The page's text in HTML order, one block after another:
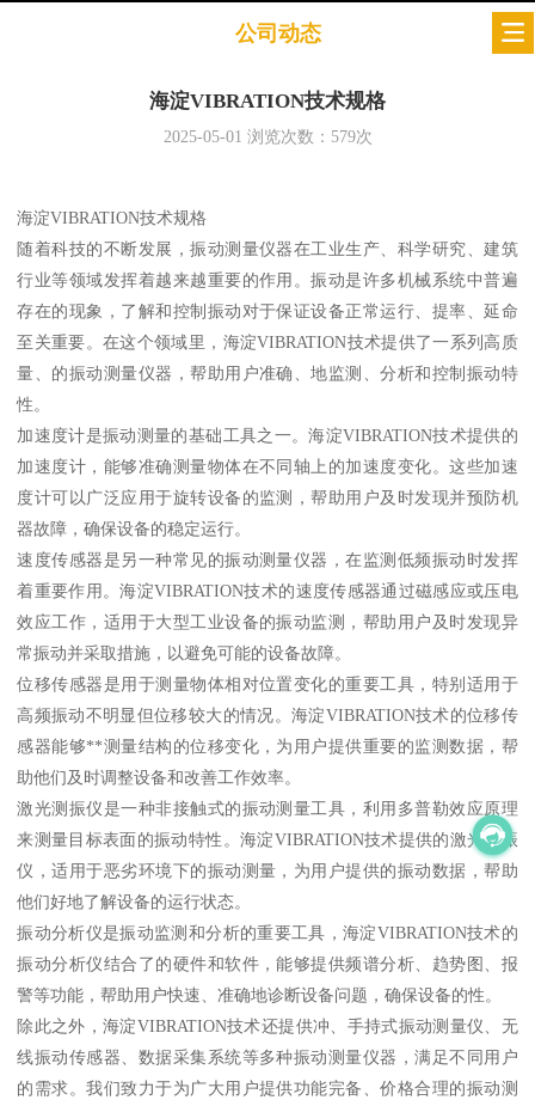
公司动态
海淀VIBRATION技术规格
2025-05-01 浏览次数： 579次
海淀VIBRATION技术规格
随着科技的不断发展，振动测量仪器在工业生产、科学研究、建筑
行业等领域发挥着越来越重要的作用。振动是许多机械系统中普遍
存在的现象，了解和控制振动对于保证设备正常运行、提率、延命
至关重要。在这个领域里，海淀VIBRATION技术提供了一系列高质
量、的振动测量仪器，帮助用户准确、地监测、分析和控制振动特
性。
加速度计是振动测量的基础工具之一。海淀VIBRATION技术提供的
加速度计，能够准确测量物体在不同轴上的加速度变化。这些加速
度计可以广泛应用于旋转设备的监测，帮助用户及时发现并预防机
器故障，确保设备的稳定运行。
速度传感器是另一种常见的振动测量仪器，在监测低频振动时发挥
着重要作用。海淀VIBRATION技术的速度传感器通过磁感应或压电
效应工作，适用于大型工业设备的振动监测，帮助用户及时发现异
常振动并采取措施，以避免可能的设备故障。
位移传感器是用于测量物体相对位置变化的重要工具，特别适用于
高频振动不明显但位移较大的情况。海淀VIBRATION技术的位移传
感器能够**测量结构的位移变化，为用户提供重要的监测数据，帮
助他们及时调整设备和改善工作效率。
激光测振仪是一种非接触式的振动测量工具，利用多普勒效应原理
来测量目标表面的振动特性。海淀VIBRATION技术提供的激光测振
仪，适用于恶劣环境下的振动测量，为用户提供的振动数据，帮助
他们好地了解设备的运行状态。
振动分析仪是振动监测和分析的重要工具，海淀VIBRATION技术的
振动分析仪结合了的硬件和软件，能够提供频谱分析、趋势图、报
警等功能，帮助用户快速、准确地诊断设备问题，确保设备的性。
除此之外，海淀VIBRATION技术还提供冲、手持式振动测量仪、无
线振动传感器、数据采集系统等多种振动测量仪器，满足不同用户
的需求。我们致力于为广大用户提供功能完备、价格合理的振动测